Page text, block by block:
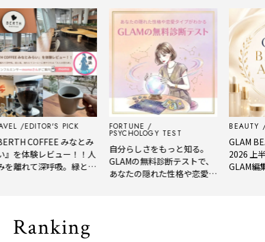
EDITOR'S PICK
COFFEE みなとみ
体験レビュー！！人
れて深呼吸。緑と
FORTUNE
PSYCHOLOGY TEST
自分らしさをもっと知る。
GLAMの無料診断テストで、
あなたの隠れた性格や恋愛タ
BEAUTY
GLAM
2026 上半
GLAM編集
Ranking